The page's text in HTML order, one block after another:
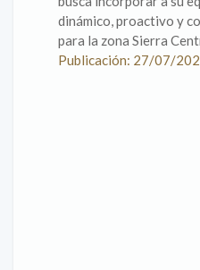
dinámico, proactivo y
para la zona Sierra
Publicación: 27/07/